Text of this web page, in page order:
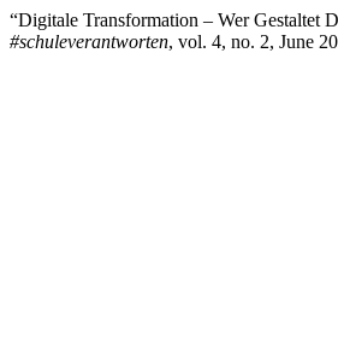
“Digitale Transformation – Wer Gestaltet
#schuleverantworten, vol. 4, no. 2, June